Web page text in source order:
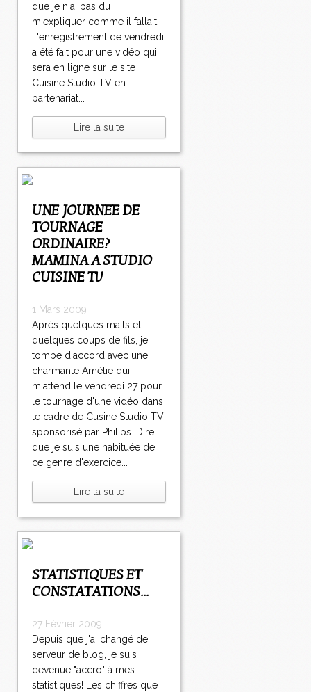
que je n'ai pas du
m'expliquer comme il fallait...
L'enregistrement de vendredi
a été fait pour une vidéo qui
sera en ligne sur le site
Cuisine Studio TV en
partenariat...
Lire la suite
UNE JOURNEE DE
TOURNAGE
ORDINAIRE?
MAMINA A STUDIO
CUISINE TV
1 Mars 2009
Après quelques mails et
quelques coups de fils, je
tombe d'accord avec une
charmante Amélie qui
m'attend le vendredi 27 pour
le tournage d'une vidéo dans
le cadre de Cusine Studio TV
sponsorisé par Philips. Dire
que je suis une habituée de
ce genre d'exercice...
Lire la suite
STATISTIQUES ET
CONSTATATIONS...
27 Février 2009
Depuis que j'ai changé de
serveur de blog, je suis
devenue "accro" à mes
statistiques! Les chiffres que